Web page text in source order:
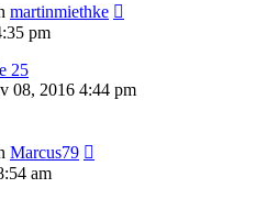
martinmiethke
pm
25
08, 2016 4:44 pm
Marcus79
am